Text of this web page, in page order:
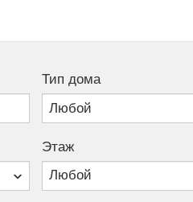
Тип дома
Этаж